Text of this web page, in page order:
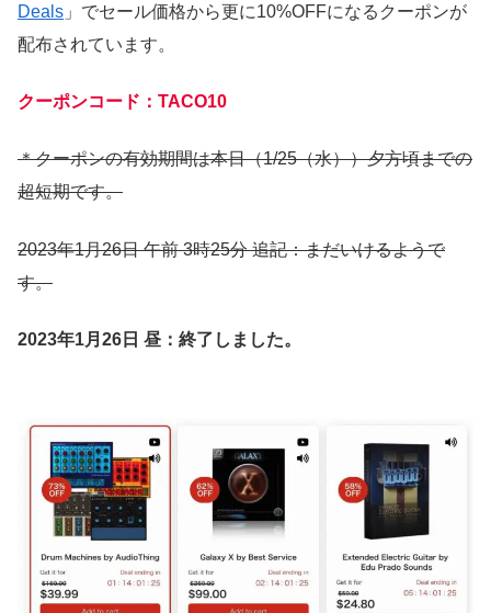
Deals 」でセール価格から更に10%OFFになるクーポンが
配布されています。
クーポンコード：TACO10
＊クーポンの有効期間は本日（1/25（水））夕方頃までの
超短期です。
2023年1月26日 午前 3時25分 追記：まだいけるようで
す。
2023年1月26日 昼：終了しました。